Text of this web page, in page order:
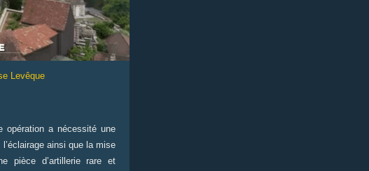
Levêque
opération a nécessité une
ainsi que la mise
pièce d’artillerie rare et